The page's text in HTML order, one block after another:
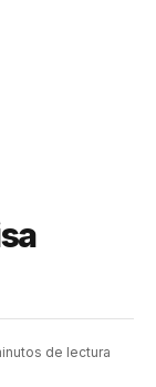
de lectura